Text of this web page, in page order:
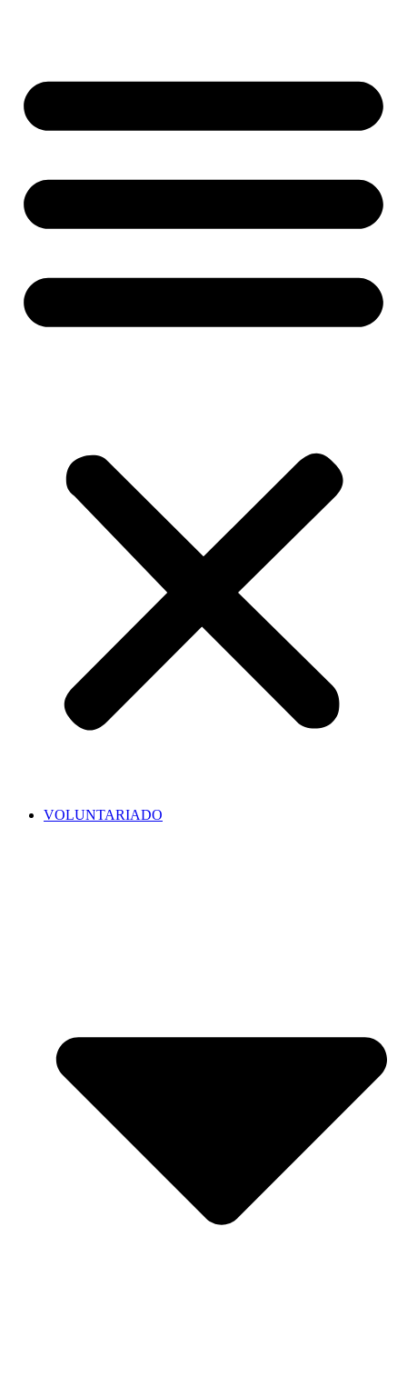
VOLUNTARIADO